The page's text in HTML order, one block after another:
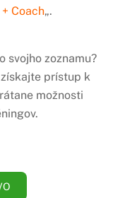
Coach„.
svojho zoznamu?
prístup k
možnosti